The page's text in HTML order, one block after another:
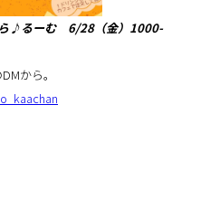
ら♪るーむ 6/28（金）1000-
から。